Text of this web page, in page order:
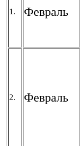
1. Февраль
2. Февраль